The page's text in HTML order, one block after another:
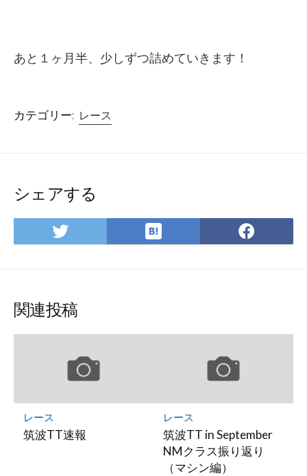
あと１ヶ月半、少しずつ詰めていきます！
カテゴリー: レース
シェアする
Twitter
で
は
て
マ
存
で
関連投稿
レース
筑波TT速報
レース
筑波TT in September
NMクラス振り返り
（マシン編）